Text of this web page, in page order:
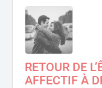
RETOUR DE
AFFECTIF À